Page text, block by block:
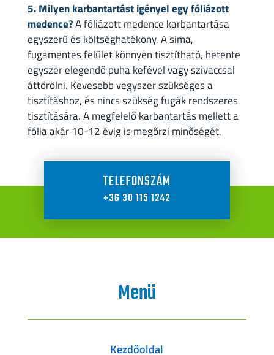
5. Milyen karbantartást igényel egy fóliázott
medence?A fóliázott medence karbantartása
egyszerű és költséghatékony. A sima,
fugamentes felület könnyen tisztítható, hetente
egyszer elegendő puha kefével vagy szivaccsal
áttörölni. Kevesebb vegyszer szükséges a
tisztításhoz, és nincs szükség fugák rendszeres
tisztítására. A megfelelő karbantartás mellett a
fólia akár 10-12 évig is megőrzi minőségét.
TELEFONSZÁM
+36 30 115 1242
Menü
Kezdőoldal